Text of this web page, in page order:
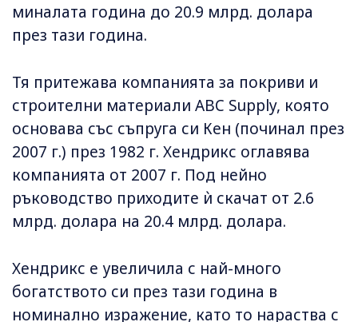
миналата година до 20.9 млрд. долара
през тази година.
Тя притежава компанията за покриви и
строителни материали ABC Supply, която
основава със съпруга си Кен (починал през
2007 г.) през 1982 г. Хендрикс оглавява
компанията от 2007 г. Под нейно
ръководство приходите ѝ скачат от 2.6
млрд. долара на 20.4 млрд. долара.
Хендрикс е увеличила с най-много
богатството си през тази година в
номинално изражение, като то нараства с